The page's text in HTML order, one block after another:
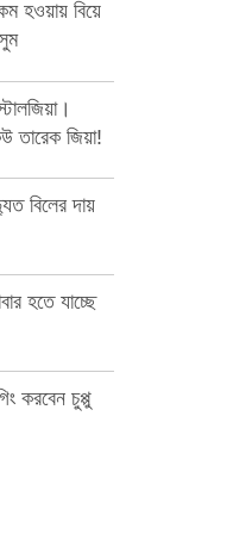
হওয়ায় বিয়ে
তারেক জিয়া!
বিলের দায়
হতে যাচ্ছে
করবেন চুপ্পু